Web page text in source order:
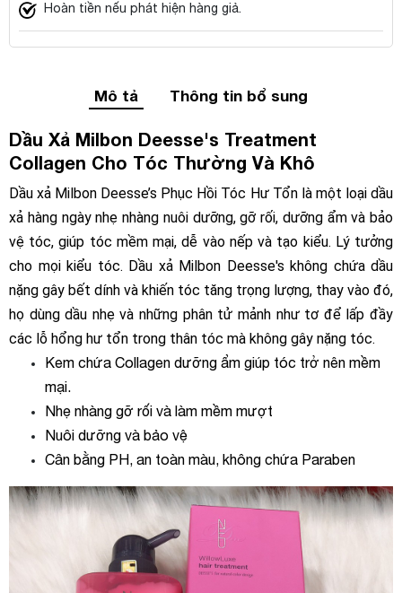
Hoàn tiền nếu phát hiện hàng giả.
Mô tả Thông tin bổ sung
Dầu Xả Milbon Deesse's Treatment
Collagen Cho Tóc Thường Và Khô
Dầu xả Milbon Deesse’s Phục Hồi Tóc Hư Tổn là một loại dầu
xả hàng ngày nhẹ nhàng nuôi dưỡng, gỡ rối, dưỡng ẩm và bảo
vệ tóc, giúp tóc mềm mại, dễ vào nếp và tạo kiểu. Lý tưởng
cho mọi kiểu tóc. Dầu xả Milbon Deesse's không chứa dầu
nặng gây bết dính và khiến tóc tăng trọng lượng, thay vào đó,
họ dùng dầu nhẹ và những phân tử mảnh như tơ để lấp đầy
các lỗ hổng hư tổn trong thân tóc mà không gây nặng tóc.
Kem chứa Collagen dưỡng ẩm giúp tóc trở nên mềm
mại.
Nhẹ nhàng gỡ rối và làm mềm mượt
Nuôi dưỡng và bảo vệ
Cân bằng PH, an toàn màu, không chứa Paraben